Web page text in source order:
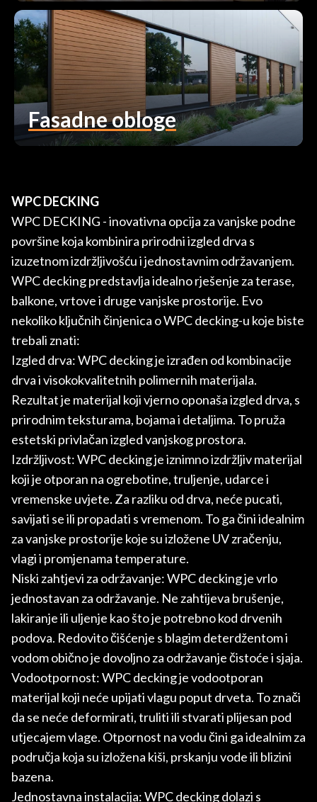
Fasadne obloge
WPC DECKING
WPC DECKING - inovativna opcija za vanjske podne
površine koja kombinira prirodni izgled drva s
izuzetnom izdržljivošću i jednostavnim održavanjem.
WPC decking predstavlja idealno rješenje za terase,
balkone, vrtove i druge vanjske prostorije. Evo
nekoliko ključnih činjenica o WPC decking-u koje biste
trebali znati:
Izgled drva: WPC decking je izrađen od kombinacije
drva i visokokvalitetnih polimernih materijala.
Rezultat je materijal koji vjerno oponaša izgled drva, s
prirodnim teksturama, bojama i detaljima. To pruža
estetski privlačan izgled vanjskog prostora.
Izdržljivost: WPC decking je iznimno izdržljiv materijal
koji je otporan na ogrebotine, truljenje, udarce i
vremenske uvjete. Za razliku od drva, neće pucati,
savijati se ili propadati s vremenom. To ga čini idealnim
za vanjske prostorije koje su izložene UV zračenju,
vlagi i promjenama temperature.
Niski zahtjevi za održavanje: WPC decking je vrlo
jednostavan za održavanje. Ne zahtijeva brušenje,
lakiranje ili uljenje kao što je potrebno kod drvenih
podova. Redovito čišćenje s blagim deterdžentom i
vodom obično je dovoljno za održavanje čistoće i sjaja.
Vodootpornost: WPC decking je vodootporan
materijal koji neće upijati vlagu poput drveta. To znači
da se neće deformirati, truliti ili stvarati plijesan pod
utjecajem vlage. Otpornost na vodu čini ga idealnim za
područja koja su izložena kiši, prskanju vode ili blizini
bazena.
Jednostavna instalacija: WPC decking dolazi s